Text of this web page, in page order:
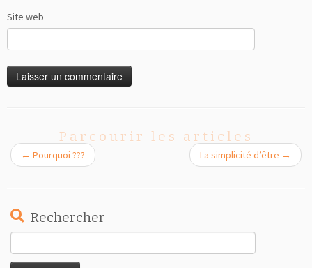
Site web
Parcourir les articles
← Pourquoi ??? La simplicité d’être →
Rechercher